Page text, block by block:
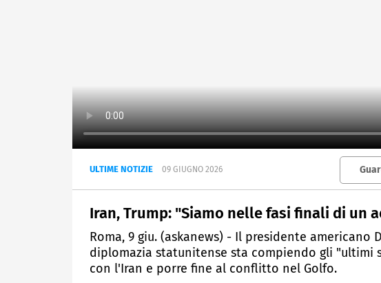
ULTIME NOTIZIE 09 GIUGNO 2026
Iran, Trump: "Siamo nelle fasi finali di un
Roma, 9 giu. (askanews) - Il presidente americano
diplomazia statunitense sta compiendo gli "ultimi
con l'Iran e porre fine al conflitto nel Golfo.